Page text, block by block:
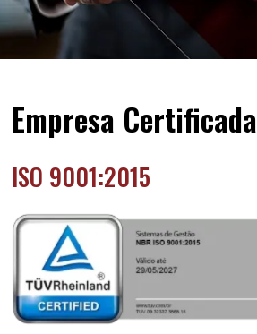
Empresa Certificada
ISO 9001:2015